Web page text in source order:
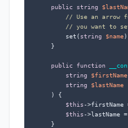
public string
// Use an arrow
// you want to
        set(
string $name)
    }
public function
string
$firstName,
string
$lastName
)
{
$this->firstName
$this->lastName =
    }